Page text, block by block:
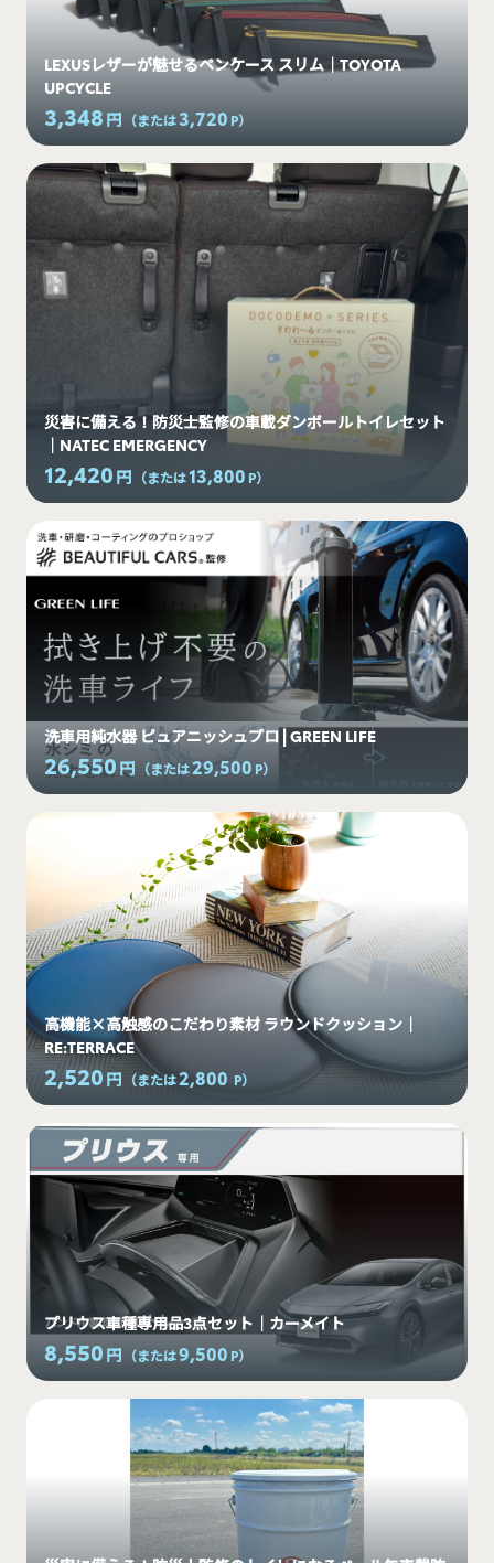
LEXUSレザーが魅せるペンケース スリム｜TOYOTA
UPCYCLE
3,348 円 （または3,720 P）
災害に備える！防災士監修の車載ダンボールトイレセット
｜NATEC EMERGENCY
12,420 円 （または13,800 P）
洗車用純水器 ピュアニッシュプロ | GREEN LIFE
26,550 円 （または29,500 P）
高機能×高触感のこだわり素材 ラウンドクッション｜
RE:TERRACE
2,520 円 （または2,800 P）
プリウス車種専用品3点セット｜カーメイト
8,550 円 （または9,500 P）